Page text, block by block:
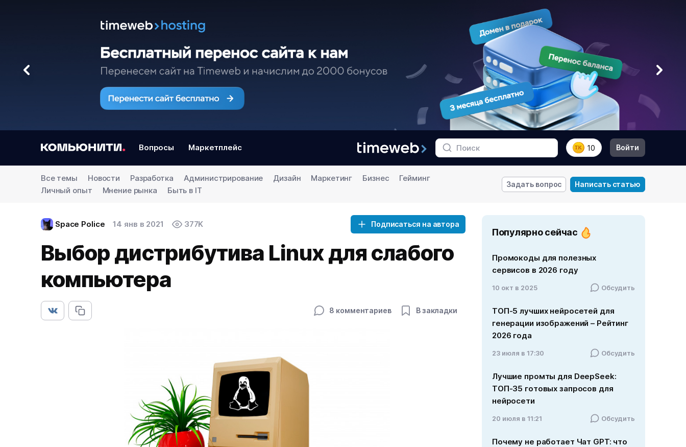
Вопросы Маркетплейс 10 Войти
Все темы Новости Разработка Администрирование Дизайн Маркетинг Бизнес
Гейминг
Личный опыт
Мнение рынка Быть в IT
Задать вопрос Написать статью
Space Police 14 янв в 2021 377K Подписаться на автора
Выбор дистрибутива Linux для слабого
компьютера
8 комментариев В закладки
Популярно сейчас
Промокоды для полезных
сервисов в 2026 году
10 окт в 2025 Обсудить
ТОП-5 лучших нейросетей для
генерации изображений – Рейтинг
2026 года
23 июля в 17:30 Обсудить
Лучшие промты для DeepSeek:
ТОП-35 готовых запросов для
нейросети
20 июля в 11:21 Обсудить
Почему не работает Чат GPT: что